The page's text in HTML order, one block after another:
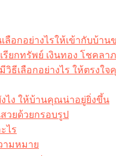
ลือกอย่างไรให้เข้ากับบ้า
ยกทรัพย์ เงินทอง โชคลา
ธีเลือกอย่างไร ให้ตรงใ
ไง ให้บ้านคุณน่าอยู่ยิ่งขึ้น
วยด้วยกรอบรูป
ไร​
ามหมาย